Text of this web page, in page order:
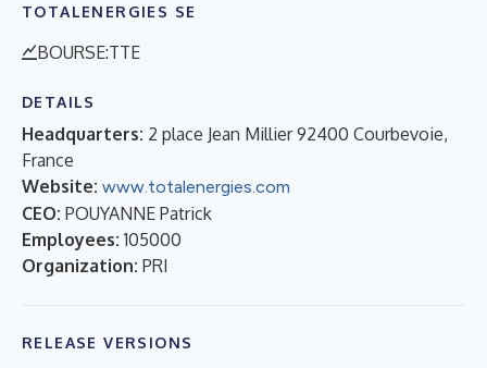
TOTALENERGIES SE
BOURSE:TTE
DETAILS
Headquarters: 2 place Jean Millier 92400 Courbevoie,
France
Website: www.totalenergies.com
CEO: POUYANNE Patrick
Employees: 105000
Organization: PRI
RELEASE VERSIONS